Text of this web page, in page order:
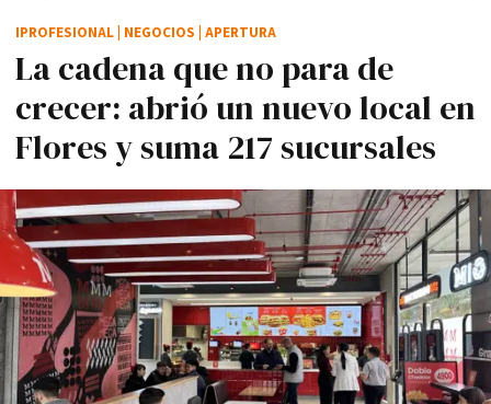
La cadena que no para de
crecer: abrió un nuevo local en
Flores y suma 217 sucursales
IPROFESIONAL NEGOCIOS APERTURA